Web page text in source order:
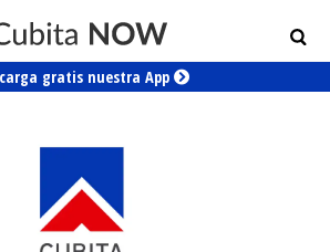
gratis nuestra App